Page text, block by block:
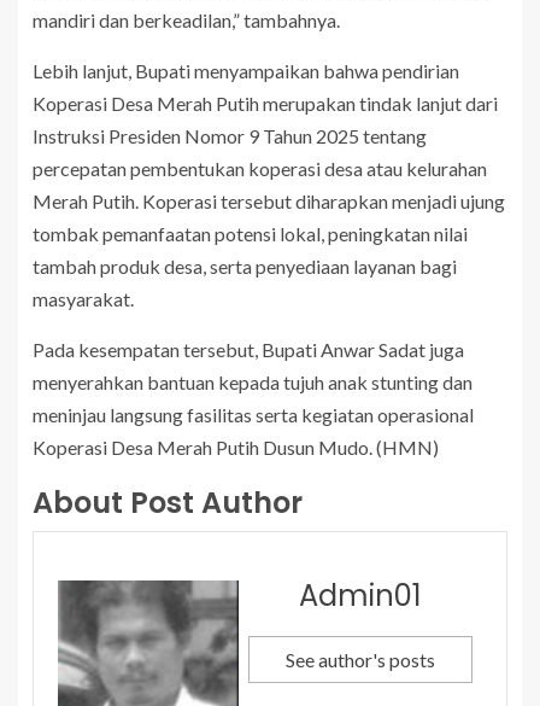
mandiri dan berkeadilan,” tambahnya.
Lebih lanjut, Bupati menyampaikan bahwa pendirian
Koperasi Desa Merah Putih merupakan tindak lanjut dari
Instruksi Presiden Nomor 9 Tahun 2025 tentang
percepatan pembentukan koperasi desa atau kelurahan
Merah Putih. Koperasi tersebut diharapkan menjadi ujung
tombak pemanfaatan potensi lokal, peningkatan nilai
tambah produk desa, serta penyediaan layanan bagi
masyarakat.
Pada kesempatan tersebut, Bupati Anwar Sadat juga
menyerahkan bantuan kepada tujuh anak stunting dan
meninjau langsung fasilitas serta kegiatan operasional
Koperasi Desa Merah Putih Dusun Mudo. (HMN)
About Post Author
Admin01
See author's posts